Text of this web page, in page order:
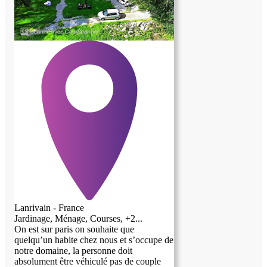
s’ennuie jamais . Commune de Rennes
Métropole, les lignes de bus STAR 74 et
61 sont à proximité (2km); nous pouvons
prêter un vélo. Au plaisir de faire votre
connaissance !
Lanrivain - France
Jardinage, Ménage, Courses, +2...
On est sur paris on souhaite que
quelqu’un habite chez nous et s’occupe de
notre domaine, la personne doit
absolument être véhiculé pas de couple